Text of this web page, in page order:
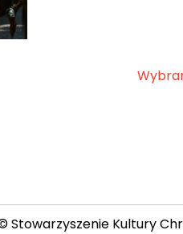
Stowarzyszenie Kultury